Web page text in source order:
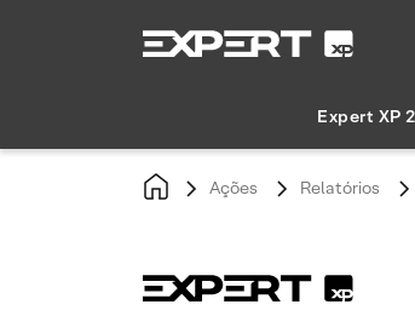
Expert XP
Ações Relatórios